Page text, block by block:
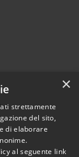
• Comune di
×
strettamente
del sito,
di elaborare
al seguente link